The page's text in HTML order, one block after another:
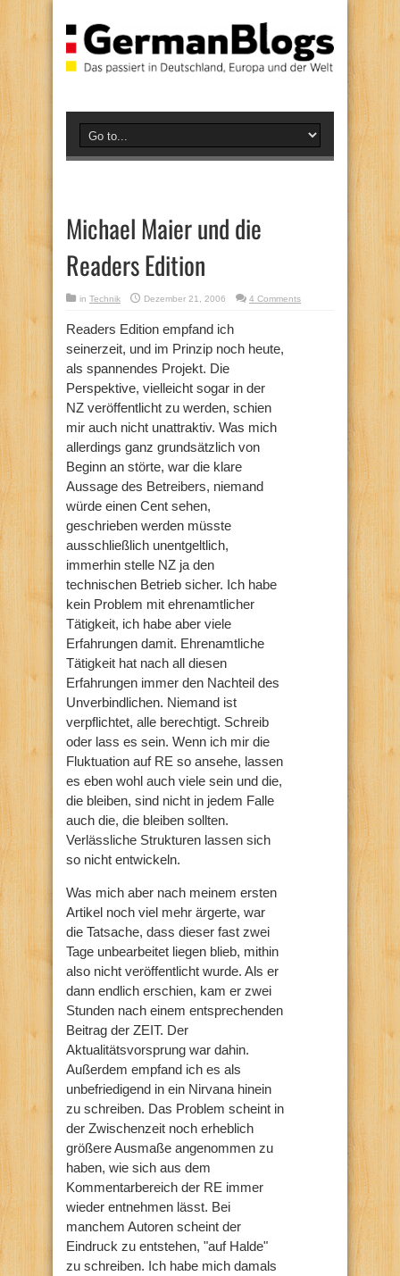
Michael Maier und die
Readers Edition
in Technik Dezember 21, 2006 4 Comments
Readers Edition empfand ich
seinerzeit, und im Prinzip noch heute,
als spannendes Projekt. Die
Perspektive, vielleicht sogar in der
NZ veröffentlicht zu werden, schien
mir auch nicht unattraktiv. Was mich
allerdings ganz grundsätzlich von
Beginn an störte, war die klare
Aussage des Betreibers, niemand
würde einen Cent sehen,
geschrieben werden müsste
ausschließlich unentgeltlich,
immerhin stelle NZ ja den
technischen Betrieb sicher. Ich habe
kein Problem mit ehrenamtlicher
Tätigkeit, ich habe aber viele
Erfahrungen damit. Ehrenamtliche
Tätigkeit hat nach all diesen
Erfahrungen immer den Nachteil des
Unverbindlichen. Niemand ist
verpflichtet, alle berechtigt. Schreib
oder lass es sein. Wenn ich mir die
Fluktuation auf RE so ansehe, lassen
es eben wohl auch viele sein und die,
die bleiben, sind nicht in jedem Falle
auch die, die bleiben sollten.
Verlässliche Strukturen lassen sich
so nicht entwickeln.
Was mich aber nach meinem ersten
Artikel noch viel mehr ärgerte, war
die Tatsache, dass dieser fast zwei
Tage unbearbeitet liegen blieb, mithin
also nicht veröffentlicht wurde. Als er
dann endlich erschien, kam er zwei
Stunden nach einem entsprechenden
Beitrag der ZEIT. Der
Aktualitätsvorsprung war dahin.
Außerdem empfand ich es als
unbefriedigend in ein Nirvana hinein
zu schreiben. Das Problem scheint in
der Zwischenzeit noch erheblich
größere Ausmaße angenommen zu
haben, wie sich aus dem
Kommentarbereich der RE immer
wieder entnehmen lässt. Bei
manchem Autoren scheint der
Eindruck zu entstehen, "auf Halde"
zu schreiben. Ich habe mich damals